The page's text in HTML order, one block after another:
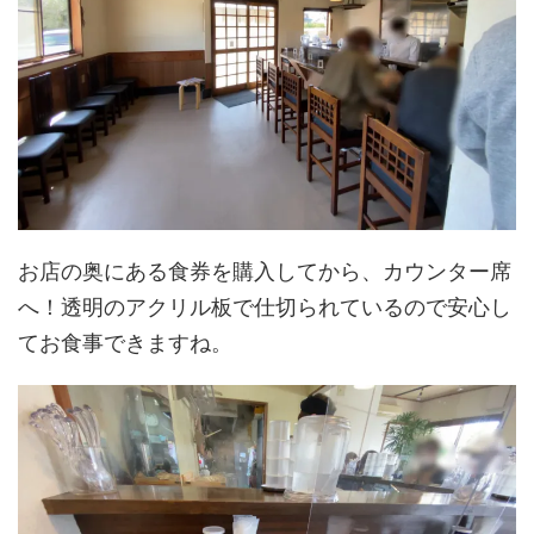
お店の奥にある食券を購入してから、カウンター席
へ！透明のアクリル板で仕切られているので安心し
てお食事できますね。